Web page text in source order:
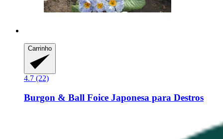
Carrinho
4.7 (22)
Burgon & Ball Foice Japonesa para Destros